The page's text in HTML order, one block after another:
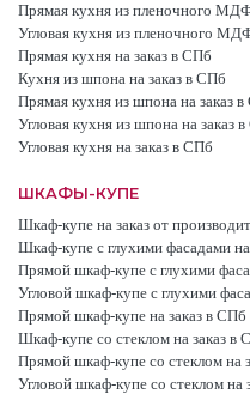
Прямая кухня из пленочного
Угловая кухня из пленочного
Прямая кухня на заказ в СПб
Кухня из шпона на заказ в СПб
Прямая кухня из шпона на заказ
Угловая кухня из шпона на заказ
Угловая кухня на заказ в СПб
ШКАФЫ-КУПЕ
Шкаф-купе на заказ от
Шкаф-купе с глухими фасадами
Прямой шкаф-купе с глухими
Угловой шкаф-купе с глухими
Прямой шкаф-купе на заказ в СПб
Шкаф-купе со стеклом на заказ в
Прямой шкаф-купе со стеклом на
Угловой шкаф-купе со стеклом на